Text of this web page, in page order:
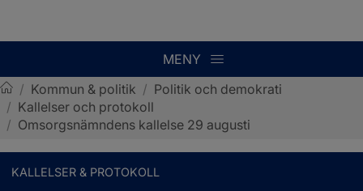
MENY
Sotenäs kommun
/ Kommun & politik / Politik och demokrati
/ Kallelser och protokoll
/ Omsorgsnämndens kallelse 29 augusti
KALLELSER & PROTOKOLL